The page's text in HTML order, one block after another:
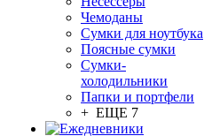
Чемоданы
Сумки для ноутбука
Поясные сумки
Сумки-
холодильники
Папки и портфели
+ ЕЩЕ 7